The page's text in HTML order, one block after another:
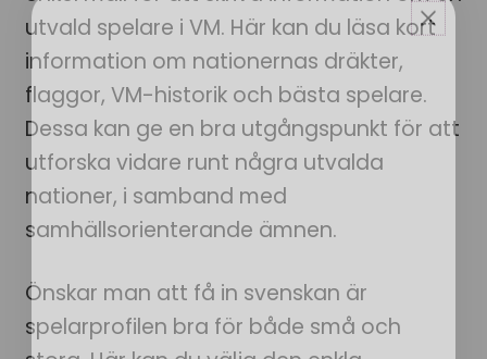
utvald spelare i VM. Här kan du läsa kort
information om nationernas dräkter,
flaggor, VM-historik och bästa spelare.
Dessa kan ge en bra utgångspunkt för att
utforska vidare runt några utvalda
nationer, i samband med
samhällsorienterande ämnen.
Önskar man att få in svenskan är
spelarprofilen bra för både små och